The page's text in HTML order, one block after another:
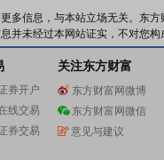
多信息，与本站立场无关。东
并未经过本网站证实，不对您
券开户
线交易
券交易
关注东方财富
东方财富网微博
东方财富网微信
意见与建议